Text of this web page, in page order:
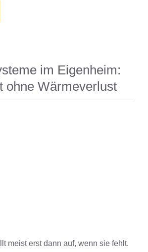
im Eigenheim:
ohne Wärmeverlust
meist erst dann auf, wenn sie fehlt.